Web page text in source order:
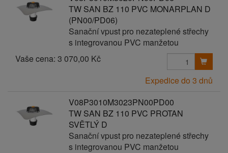
TW SAN BZ 110 PVC MONARPLAN D
(PN00/PD06)
Sanační vpust pro nezateplené střechy
s integrovanou PVC manžetou
Vaše cena: 3 070,00 Kč
Expedice do 3 dnů
V08P3010M3023PN00PD00
TW SAN BZ 110 PVC PROTAN
SVĚTLÝ D
Sanační vpust pro nezateplené střechy
s integrovanou PVC manžetou